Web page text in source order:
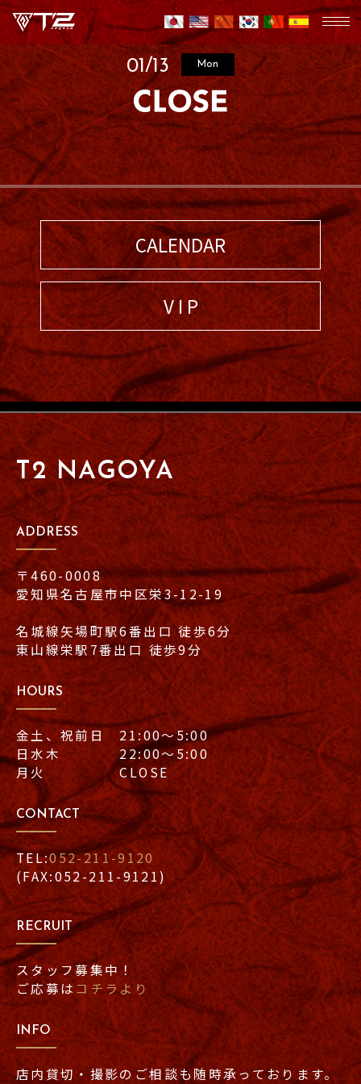
01/13 Mon
CALENDAR
V I P
T2 NAGOYA
ADDRESS
〒460-0008
愛知県名古屋市中区栄3-12-19
名城線矢場町駅6番出口 徒歩6分
東山線栄駅7番出口 徒歩9分
HOURS
金土、祝前日 21:00〜5:00
日水木 22:00〜5:00
月火 CLOSE
CONTACT
TEL:052-211-9120
(FAX:052-211-9121)
RECRUIT
スタッフ募集中！
ご応募はコチラより
INFO
店内貸切・撮影のご相談も随時承っております。